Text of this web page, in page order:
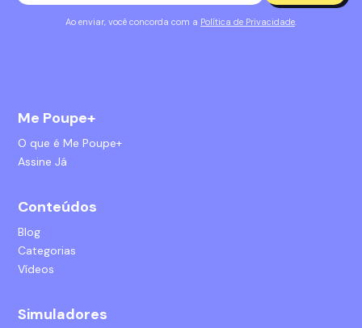
Ao enviar, você concorda com a Política de Privacidade.
Me Poupe+
O que é Me Poupe+
Assine Já
Conteúdos
Blog
Categorias
Vídeos
Simuladores